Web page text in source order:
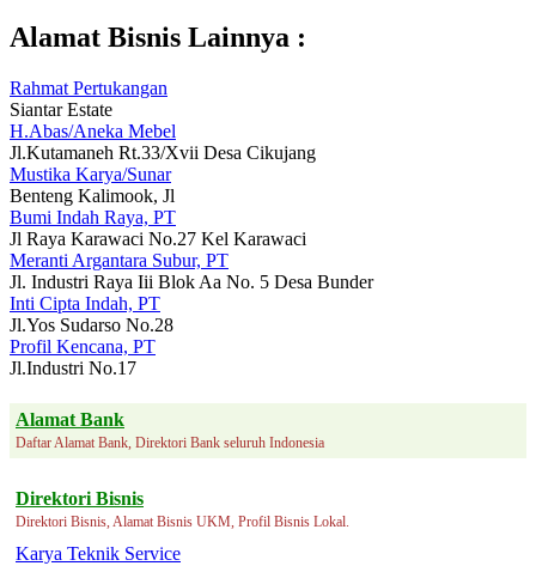
Alamat Bisnis Lainnya :
Rahmat Pertukangan
Siantar Estate
H.Abas/Aneka Mebel
Jl.Kutamaneh Rt.33/Xvii Desa Cikujang
Mustika Karya/Sunar
Benteng Kalimook, Jl
Bumi Indah Raya, PT
Jl Raya Karawaci No.27 Kel Karawaci
Meranti Argantara Subur, PT
Jl. Industri Raya Iii Blok Aa No. 5 Desa Bunder
Inti Cipta Indah, PT
Jl.Yos Sudarso No.28
Profil Kencana, PT
Jl.Industri No.17
Alamat Bank
Daftar Alamat Bank, Direktori Bank seluruh Indonesia
Direktori Bisnis
Direktori Bisnis, Alamat Bisnis UKM, Profil Bisnis Lokal.
Karya Teknik Service